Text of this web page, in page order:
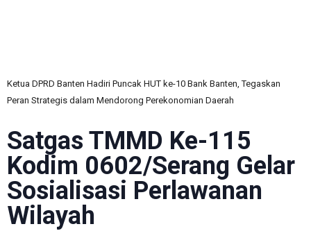
Ketua DPRD Banten Hadiri Puncak HUT ke-10 Bank Banten, Tegaskan
Peran Strategis dalam Mendorong Perekonomian Daerah
Satgas TMMD Ke-115
Kodim 0602/Serang Gelar
Sosialisasi Perlawanan
Wilayah